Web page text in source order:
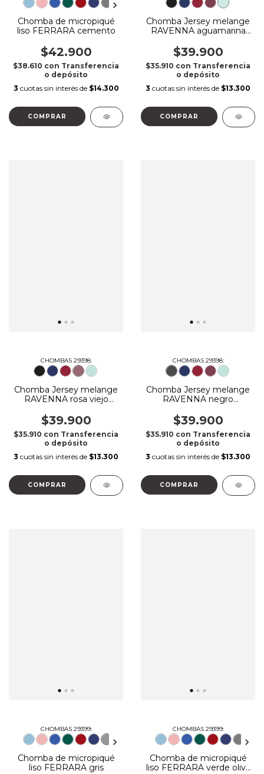
Chomba de micropiqué
liso FERRARA cemento
$42.900
$38.610 con Transferencia
o depósito
3 cuotas sin interés de $14.300
COMPRAR
Chomba Jersey melange
RAVENNA aguamarina
$39.900
$35.910 con Transferencia
o depósito
3 cuotas sin interés de $13.300
COMPRAR
CHOMBAS 29398:
Chomba Jersey melange
RAVENNA rosa viejo
$39.900
$35.910 con Transferencia
o depósito
3 cuotas sin interés de $13.300
COMPRAR
CHOMBAS 29398:
Chomba Jersey melange
RAVENNA negro
$39.900
$35.910 con Transferencia
o depósito
3 cuotas sin interés de $13.300
COMPRAR
CHOMBAS 29399:
Chomba de micropiqué
liso FERRARA gris
CHOMBAS 29399:
Chomba de micropiqué
liso FERRARA verde oliva